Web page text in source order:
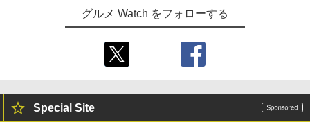
グルメ Watch をフォローする
Special Site